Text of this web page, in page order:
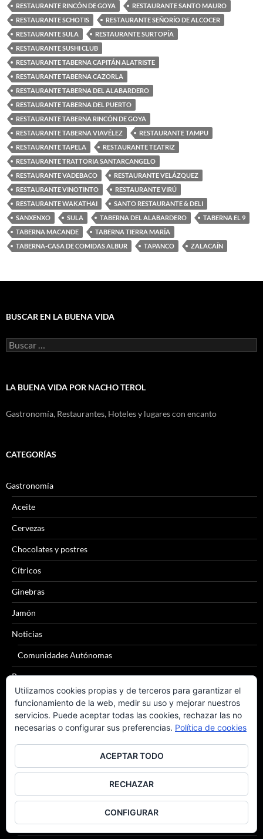
RESTAURANTE RINCÓN DE GOYA
RESTAURANTE SANTO MAURO
RESTAURANTE SCHOTIS
RESTAURANTE SEÑORÍO DE ALCOCER
RESTAURANTE SULA
RESTAURANTE SURTOPÍA
RESTAURANTE SUSHI CLUB
RESTAURANTE TABERNA CAPITÁN ALATRISTE
RESTAURANTE TABERNA CAZORLA
RESTAURANTE TABERNA DEL ALABARDERO
RESTAURANTE TABERNA DEL PUERTO
RESTAURANTE TABERNA RINCÓN DE GOYA
RESTAURANTE TABERNA VIAVÉLEZ
RESTAURANTE TAMPU
RESTAURANTE TAPELA
RESTAURANTE TEATRIZ
RESTAURANTE TRATTORIA SANTARCANGELO
RESTAURANTE VADEBACO
RESTAURANTE VELÁZQUEZ
RESTAURANTE VINOTINTO
RESTAURANTE VIRÚ
RESTAURANTE WAKATHAI
SANTO RESTAURANTE & DELI
SANXENXO
SULA TABERNA DEL ALABARDERO
TABERNA EL 9
TABERNA MACANDE
TABERNA TIERRA MARÍA
TABERNA-CASA DE COMIDAS ALBUR
TAPANCO ZALACAÍN
BUSCAR EN LA BUENA VIDA
Buscar:
LA BUENA VIDA POR NACHO TEROL
Gastronomía, Restaurantes, Hoteles y lugares con encanto
CATEGORÍAS
Gastronomía
Aceite
Cervezas
Chocolates y postres
Cítricos
Ginebras
Jamón
Noticias
Comunidades Autónomas
Pan
Quesos
Sidra
Alicante
Bierzo
Utilizamos cookies propias y de terceros para garantizar el
funcionamiento de la web, medir su uso y mejorar nuestros
servicios. Puede aceptar todas las cookies, rechazar las no
necesarias o configurar sus preferencias. Política de cookies
ACEPTAR TODO
RECHAZAR
CONFIGURAR